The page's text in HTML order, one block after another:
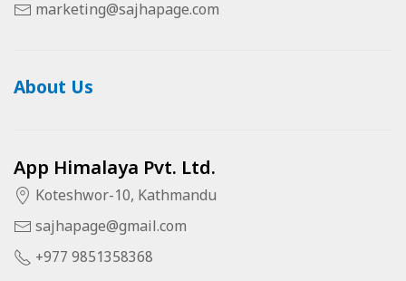
marketing@sajhapage.com
About Us
App Himalaya Pvt. Ltd.
Koteshwor-10, Kathmandu
sajhapage@gmail.com
+977 9851358368